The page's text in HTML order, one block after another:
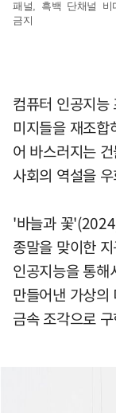
패널, 흑백 단채널
금지
컴퓨터 인공지능
미지들을 재조
어 바스러지는
사회의 역설을
'바늘과 꽃
종말을 맞이한
인공지능을 통해
만들어낸 가상의
금속 조각으로